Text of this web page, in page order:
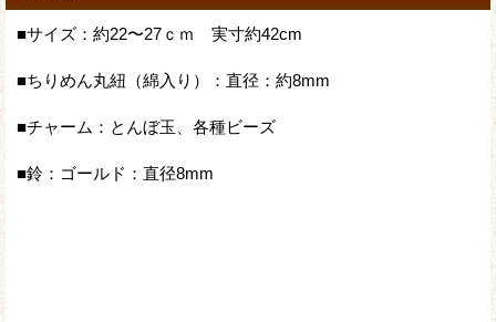
■サイズ：約22〜27ｃｍ 実寸約42cm
■ちりめん丸紐（綿入り）：直径：約8mm
■チャーム：とんぼ玉、各種ビーズ
■鈴：ゴールド：直径8mm